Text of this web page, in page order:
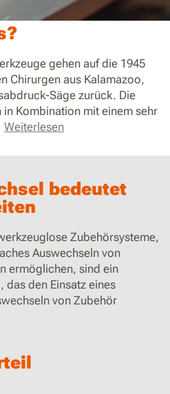
gehen auf die 1945
Chirurgen aus Kalamazoo,
Säge zurück. Die
Kombination mit einem sehr
Weiterlesen
bedeutet
Zubehörsysteme,
Auswechseln von
ermöglichen, sind ein
das den Einsatz eines
von Zubehör